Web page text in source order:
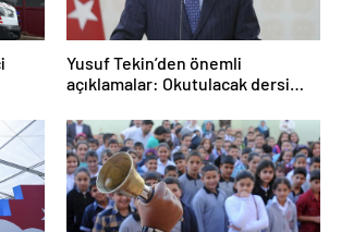
Yusuf Tekin’den önemli
açıklamalar: Okutulacak dersi
değişikliği masada